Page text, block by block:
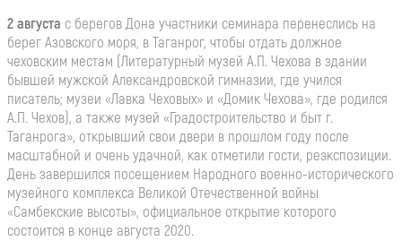
2 августа с берегов Дона участники семинара перенеслись на
берег Азовского моря, в Таганрог, чтобы отдать должное
чеховским местам (Литературный музей А.П. Чехова в здании
бывшей мужской Александровской гимназии, где учился
писатель; музеи «Лавка Чеховых» и «Домик Чехова», где родился
А.П. Чехов), а также музей «Градостроительство и быт г.
Таганрога», открывший свои двери в прошлом году после
масштабной и очень удачной, как отметили гости, реэкспозиции.
День завершился посещением Народного военно-исторического
музейного комплекса Великой Отечественной войны
«Самбекские высоты», официальное открытие которого
состоится в конце августа 2020.